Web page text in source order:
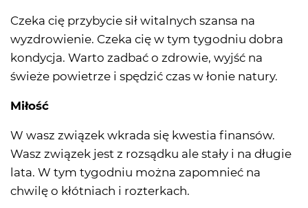
Czeka cię przybycie sił witalnych szansa na
wyzdrowienie. Czeka cię w tym tygodniu dobra
kondycja. Warto zadbać o zdrowie, wyjść na
świeże powietrze i spędzić czas w łonie natury.
Miłość
W wasz związek wkrada się kwestia finansów.
Wasz związek jest z rozsądku ale stały i na długie
lata. W tym tygodniu można zapomnieć na
chwilę o kłótniach i rozterkach.